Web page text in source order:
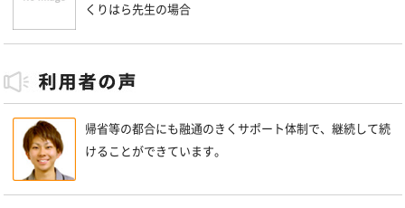
くりはら先生の場合
帰省等の都合にも融通のきくサポート体制で、継続して続
けることができています。